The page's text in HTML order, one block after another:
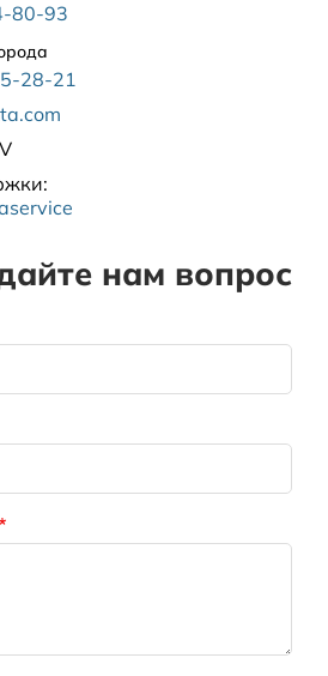
80-93
28-21
:
нам вопрос